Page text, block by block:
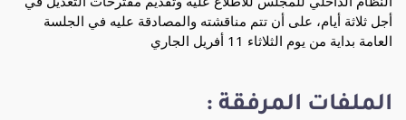
العامة بداية من يوم الثلاثاء 11 أفريل الجاري
الملفات المرفقة :